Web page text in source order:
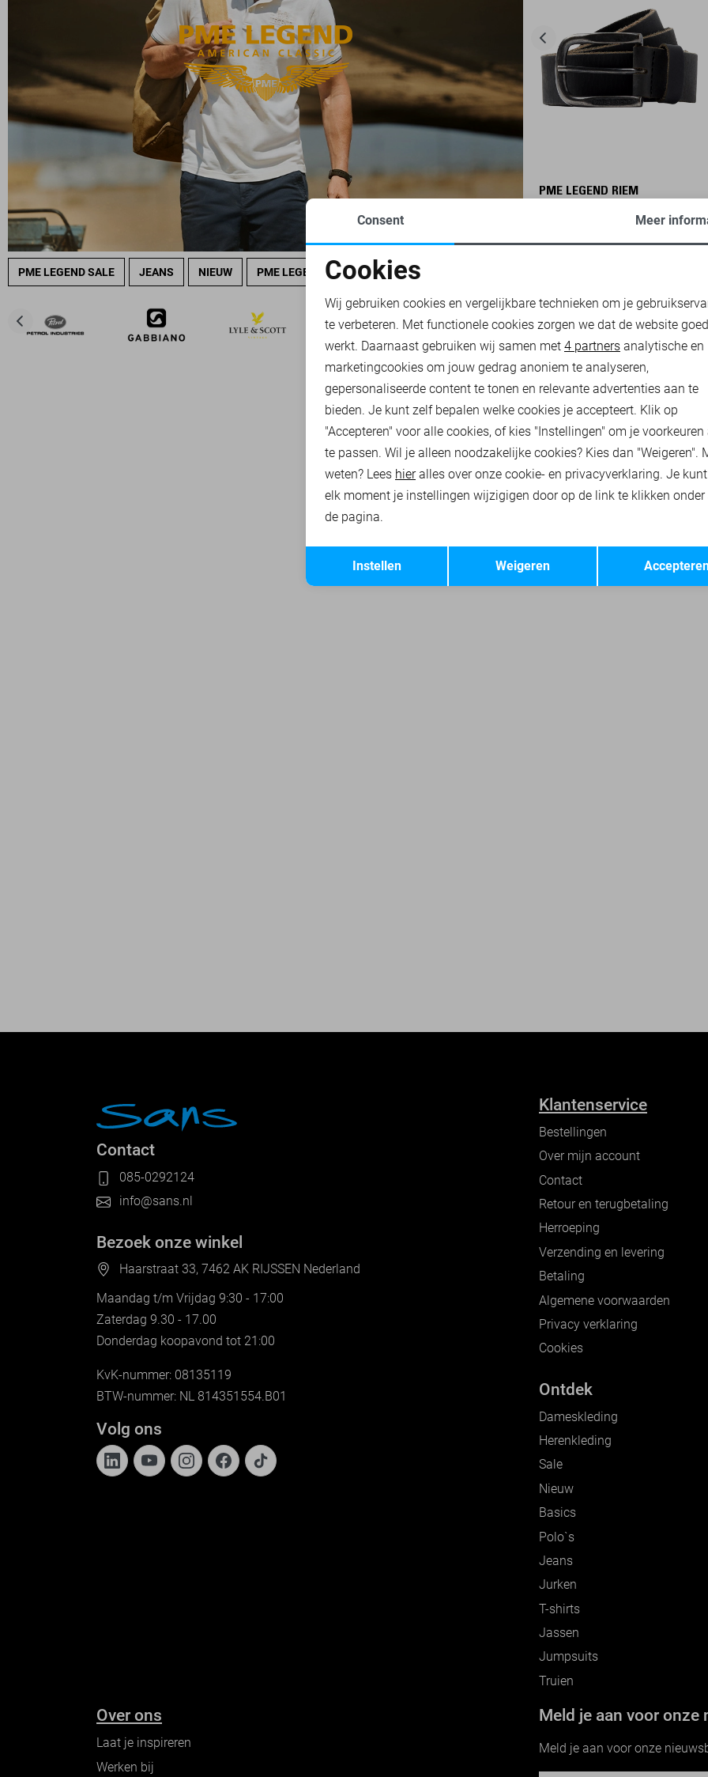
PME LEGEND RIEM
PME LEGEND SALE JEANS NIEUW PME LEGEND OVERHEMDEN
Contact
085-0292124
info@sans.nl
Bezoek onze winkel
Haarstraat 33, 7462 AK RIJSSEN Nederland
Maandag t/m Vrijdag 9:30 - 17:00
Zaterdag 9.30 - 17.00
Donderdag koopavond tot 21:00
KvK-nummer: 08135119
BTW-nummer: NL 814351554.B01
Volg ons
Klantenservice
Bestellingen
Over mijn account
Contact
Retour en terugbetaling
Herroeping
Verzending en levering
Betaling
Algemene voorwaarden
Privacy verklaring
Cookies
Ontdek
Dameskleding
Herenkleding
Sale
Nieuw
Basics
Polo`s
Jeans
Jurken
T-shirts
Jassen
Jumpsuits
Truien
Over ons
Laat je inspireren
Werken bij
Meld je aan voor onze
Meld je aan voor onze
Noodzakelijke cookies
Analytische cookies Marketing cookies
Opslaan
Consent Meer
Cookies
Wij gebruiken cookies en vergelijkbare technieken om je
te verbeteren. Met functionele cookies zorgen we dat de website goed
werkt. Daarnaast gebruiken wij samen met 4 partners analytische en
marketingcookies om jouw gedrag anoniem te analyseren,
gepersonaliseerde content te tonen en relevante advertenties aan te
bieden. Je kunt zelf bepalen welke cookies je accepteert. Klik op
"Accepteren" voor alle cookies, of kies "Instellingen" om je voorkeuren
te passen. Wil je alleen noodzakelijke cookies? Kies dan "Weigeren".
weten? Lees hieralles over onze cookie- en privacyverklaring. Je
elk moment je instellingen wijzigigen door op de link te klikken onder
de pagina.
Weigeren
Instellen